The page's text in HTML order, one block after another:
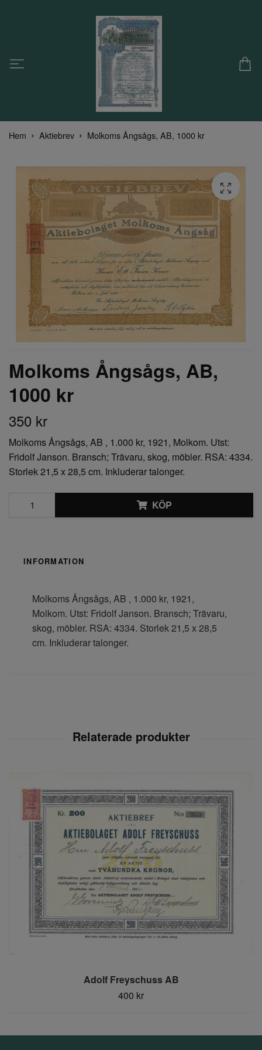
Hem Aktiebrev Molkoms Ångsågs, AB, 1000 kr
Molkoms Ångsågs, AB,
1000 kr
350 kr
Molkoms Ångsågs, AB , 1.000 kr, 1921, Molkom. Utst:
Fridolf Janson. Bransch; Trävaru, skog, möbler. RSA: 4334.
Storlek 21,5 x 28,5 cm. Inkluderar talonger.
KÖP
INFORMATION
Molkoms Ångsågs, AB , 1.000 kr, 1921,
Molkom. Utst: Fridolf Janson. Bransch; Trävaru,
skog, möbler. RSA: 4334. Storlek 21,5 x 28,5
cm. Inkluderar talonger.
Adolf Freyschuss AB
400 kr